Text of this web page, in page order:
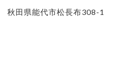
秋田県能代市松長布308-1